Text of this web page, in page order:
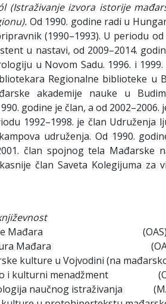
(Istraživanje izvora istorije
Od 1990. godine radi u
(1990–1993). U periodu
u nastavi, od 2009–2014.
u Novom Sadu. 1996. i
Regionalne biblioteke u
akademije nauke u
godine je član, a od
1992–1998. je član Udruženja
udruženja. Od 1990.
član spojnog tela Mađarske
član Saveta Kolegijuma za
kulture Mađara (OAS)
kultura Mađara
kulture u Vojvodini (na
i kulturni menadžment
naučnog istraživanja